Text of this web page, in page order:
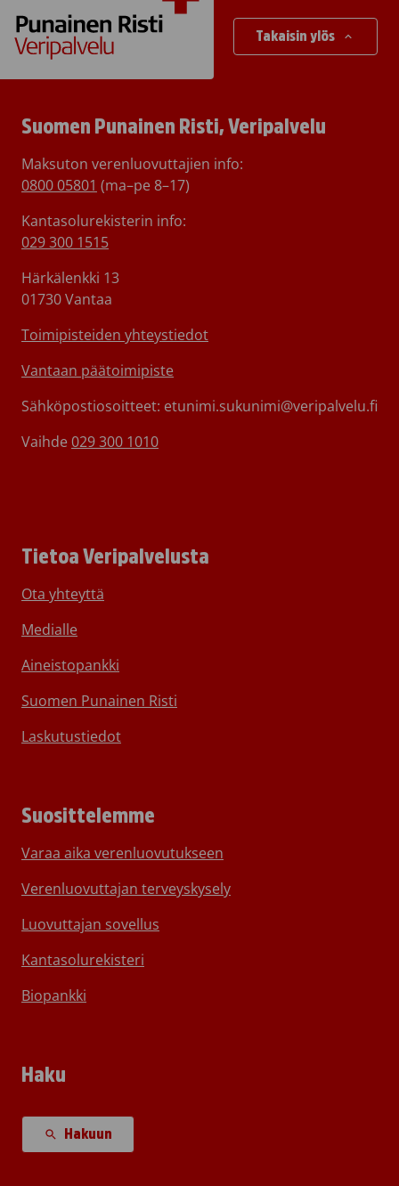
Takaisin ylös
Suomen Punainen Risti, Veripalvelu
Maksuton verenluovuttajien info:
0800 05801 (ma–pe 8–17)
Kantasolurekisterin info:
029 300 1515
Härkälenkki 13
01730 Vantaa
Toimipisteiden yhteystiedot
Vantaan päätoimipiste
Sähköpostiosoitteet: etunimi.sukunimi@veripalvelu.fi
Vaihde 029 300 1010
Tietoa Veripalvelusta
Ota yhteyttä
Medialle
Aineistopankki
Suomen Punainen Risti
Laskutustiedot
Suosittelemme
Varaa aika verenluovutukseen
Verenluovuttajan terveyskysely
Luovuttajan sovellus
Kantasolurekisteri
Biopankki
Haku
Hakuun